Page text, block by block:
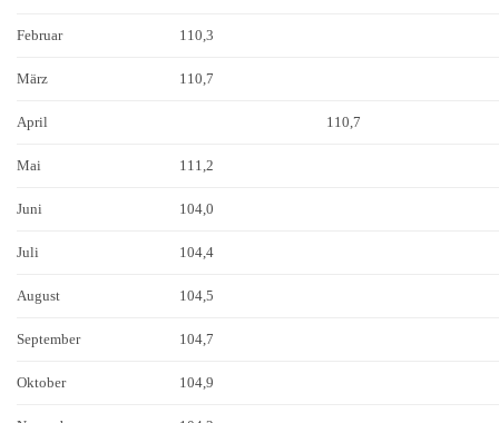
Februar 110,3
März 110,7
April 110,7
Mai 111,2
Juni 104,0
Juli 104,4
August 104,5
September 104,7
Oktober 104,9